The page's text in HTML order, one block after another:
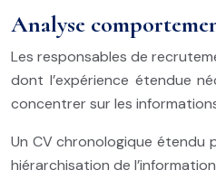
Analyse
Les responsables de
dont l’expérience étendue
concentrer sur les
Un CV chronologique étendu
hiérarchisation de